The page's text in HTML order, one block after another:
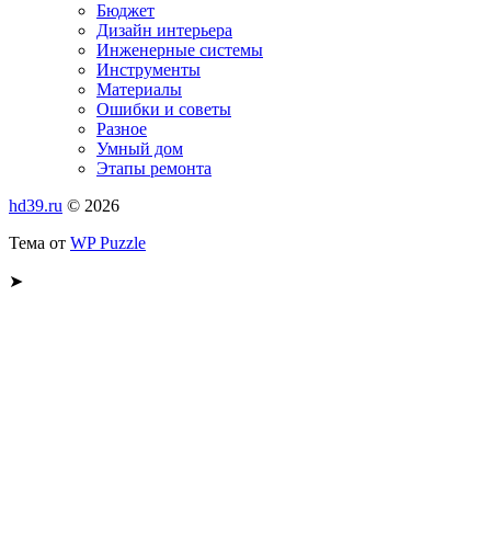
Бюджет
Дизайн интерьера
Инженерные системы
Инструменты
Материалы
Ошибки и советы
Разное
Умный дом
Этапы ремонта
hd39.ru © 2026
Тема от WP Puzzle
➤